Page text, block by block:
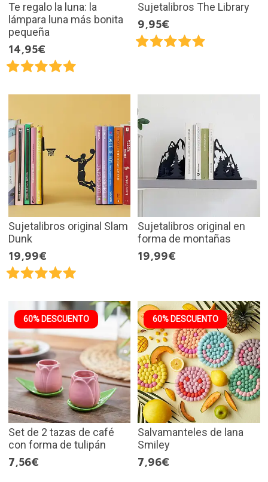
Te regalo la luna: la
lámpara luna más bonita
pequeña
14,95€
Sujetalibros The Library
9,95€
Sujetalibros original Slam
Dunk
19,99€
Sujetalibros original en
forma de montañas
19,99€
60% DESCUENTO
Set de 2 tazas de café
con forma de tulipán
7,56€
60% DESCUENTO
Salvamanteles de lana
Smiley
7,96€